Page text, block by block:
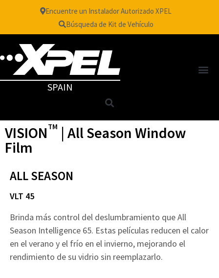
Encuentre un Instalador Autorizado XPEL
Búsqueda de Kit de Vehículo
SPAIN
VISION TM | All Season Window
Film
ALL SEASON
VLT 45
Brinda más control del deslumbramiento que All
Season Intelligence 65. Estas películas reducen el calor
en el verano y el frío en el invierno, mejorando el
rendimiento de su vidrio sin reemplazarlo.